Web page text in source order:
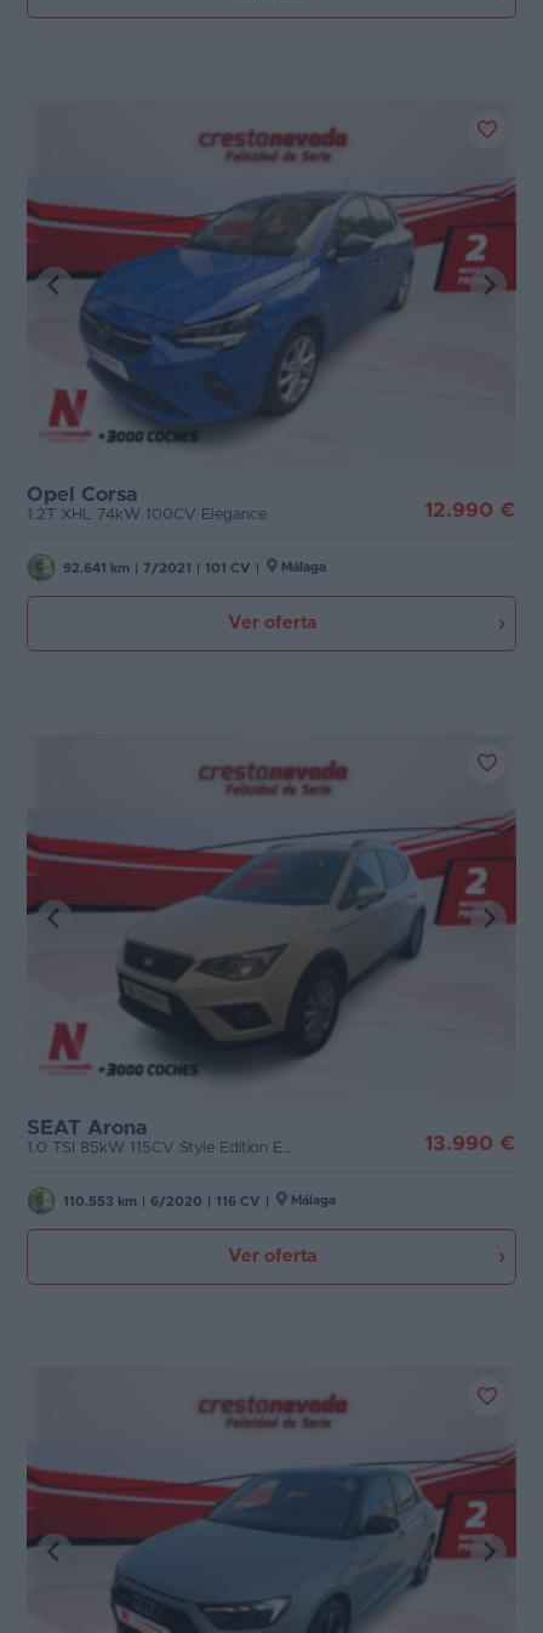
Opel Corsa
1.2T XHL 74kW 100CV Elegance 12.990 €
92.641 km 7/2021 101 CV Málaga
Ver oferta
SEAT Arona
1.0 TSI 85kW 115CV Style Edition Eco 13.990 €
110.553 km 6/2020 116 CV Málaga
Ver oferta